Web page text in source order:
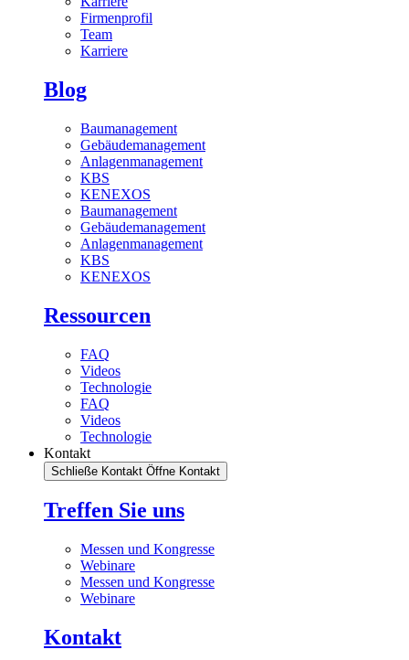
Firmenprofil
Team
Karriere
Blog
Baumanagement
Gebäudemanagement
Anlagenmanagement
KBS
KENEXOS
Baumanagement
Gebäudemanagement
Anlagenmanagement
KBS
KENEXOS
Ressourcen
FAQ
Videos
Technologie
FAQ
Videos
Technologie
Kontakt
Schließe Kontakt Öffne Kontakt
Treffen Sie uns
Messen und Kongresse
Webinare
Messen und Kongresse
Webinare
Kontakt